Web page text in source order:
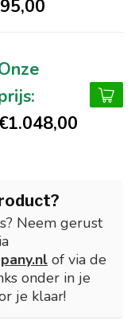
Neem gerust
of via de
onder in je
je klaar!